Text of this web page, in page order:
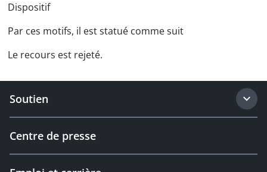
Dispositif
Par ces motifs, il est statué comme suit
Le recours est rejeté.
Soutien
Centre de presse